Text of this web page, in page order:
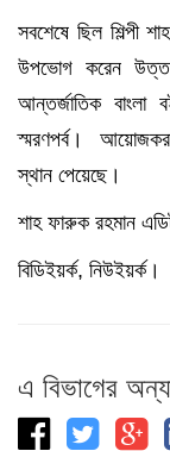
সবশেষে ছিল শিল্পী
উপভোগ করেন
আন্তর্জাতিক
স্মরণপর্ব। আয়োজকরা
স্থান পেয়েছে।
শাহ ফারুক রহমান
বিডিইয়র্ক, নিউইয়র্ক।
এ বিভাগের